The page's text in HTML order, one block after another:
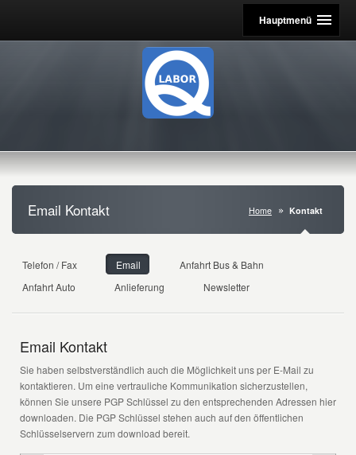
Hauptmenü
Email Kontakt Home Kontakt
Telefon / Fax Email
Anfahrt Bus & Bahn
Anfahrt Auto
Anlieferung Newsletter
Email Kontakt
Sie haben selbstverständlich auch die Möglichkeit uns per E-Mail zu
kontaktieren. Um eine vertrauliche Kommunikation sicherzustellen,
können Sie unsere PGP Schlüssel zu den entsprechenden Adressen hier
downloaden. Die PGP Schlüssel stehen auch auf den öffentlichen
Schlüsselservern zum download bereit.